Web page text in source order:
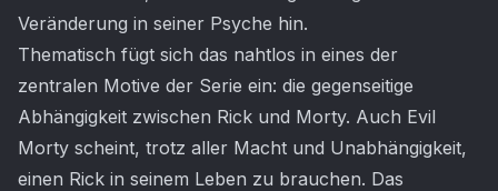
Veränderung in seiner Psyche hin.
Thematisch fügt sich das nahtlos in eines der
zentralen Motive der Serie ein: die gegenseitige
Abhängigkeit zwischen Rick und Morty. Auch Evil
Morty scheint, trotz aller Macht und Unabhängigkeit,
einen Rick in seinem Leben zu brauchen. Das